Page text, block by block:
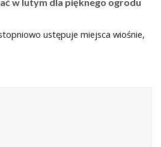
ustępuje miejsca wiośnie,